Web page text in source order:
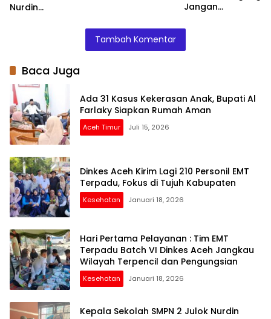
Nurdin
Jangan
Barang
Tambah Komentar
Baca Juga
Ada 31 Kasus Kekerasan Anak, Bupati Al
Farlaky Siapkan Rumah Aman
Aceh Timur Juli 15, 2026
Dinkes Aceh Kirim Lagi 210 Personil EMT
Terpadu, Fokus di Tujuh Kabupaten
Kesehatan Januari 18, 2026
Hari Pertama Pelayanan : Tim EMT
Terpadu Batch VI Dinkes Aceh Jangkau
Wilayah Terpencil dan Pengungsian
Kesehatan Januari 18, 2026
Kepala Sekolah SMPN 2 Julok Nurdin